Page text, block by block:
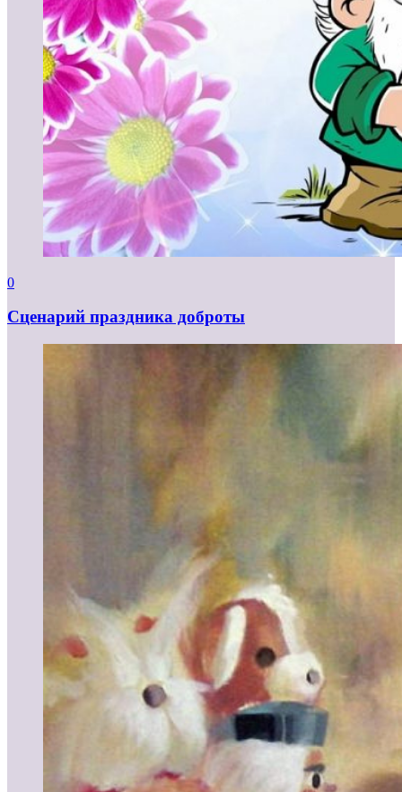
0
Сценарий праздника доброты